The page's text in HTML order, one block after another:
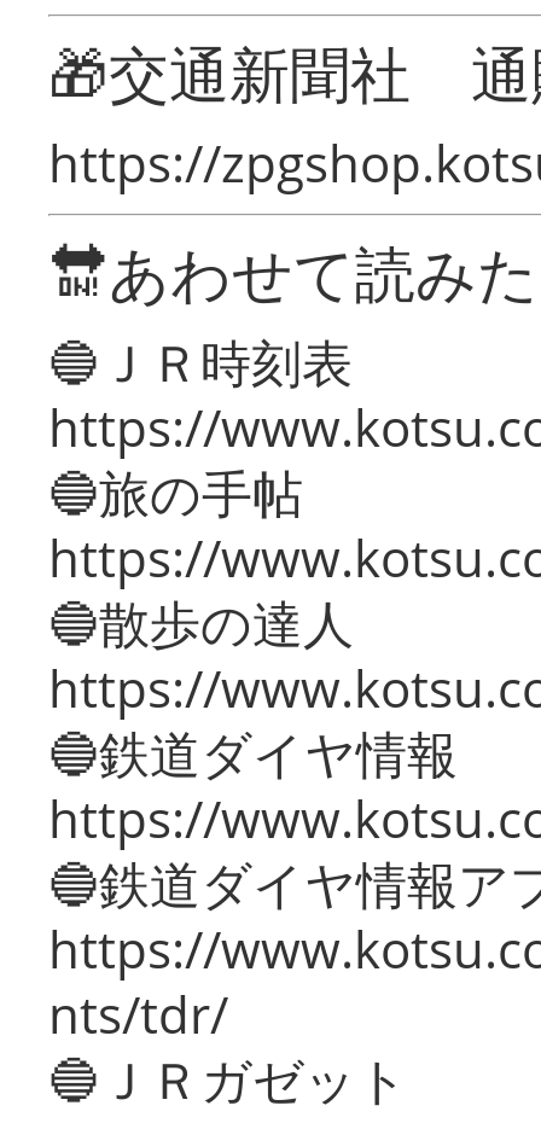
🎁交通新聞社
https://
🔛あわせて読み
🔵ＪＲ時刻表
https://
🔵旅の手帖
https://
🔵散歩の達人
https://
🔵鉄道ダイヤ情報
https://
🔵鉄道ダイヤ情報ア
https://
nts/tdr/
🔵ＪＲガゼット